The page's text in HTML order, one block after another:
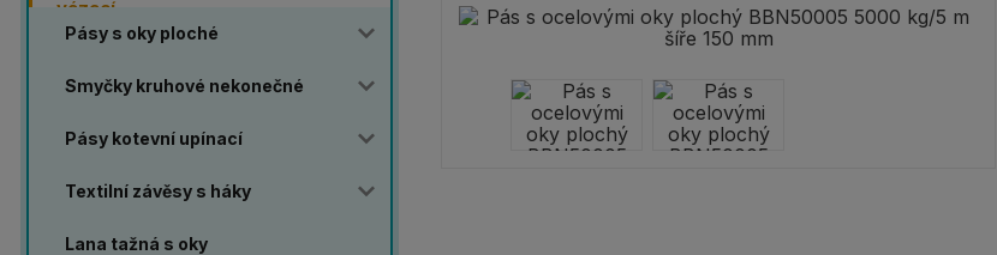
Pásy s oky ploché
Smyčky kruhové nekonečné
Pásy kotevní upínací
Textilní závěsy s háky
Lana tažná s oky